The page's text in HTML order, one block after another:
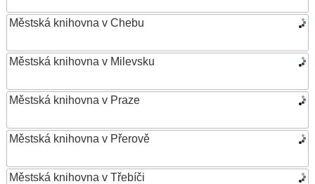
Městská knihovna v Chebu
Městská knihovna v Milevsku
Městská knihovna v Praze
Městská knihovna v Přerově
Městská knihovna v Třebíči